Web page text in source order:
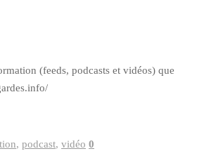
(feeds, podcasts et vidéos) que
, podcast, vidéo 0